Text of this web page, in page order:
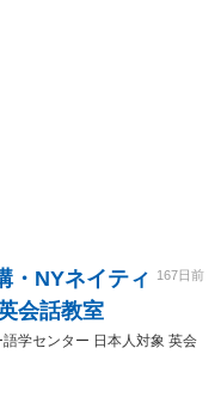
・NYネイティ
会話教室
167日前
学センター 日本人対象 英会